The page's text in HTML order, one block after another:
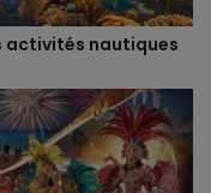
activités nautiques